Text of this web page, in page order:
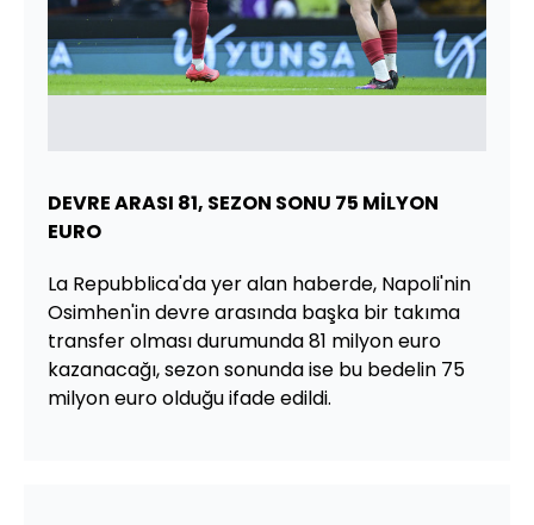
DEVRE ARASI 81, SEZON SONU 75 MİLYON
EURO
La Repubblica'da yer alan haberde, Napoli'nin
Osimhen'in devre arasında başka bir takıma
transfer olması durumunda 81 milyon euro
kazanacağı, sezon sonunda ise bu bedelin 75
milyon euro olduğu ifade edildi.